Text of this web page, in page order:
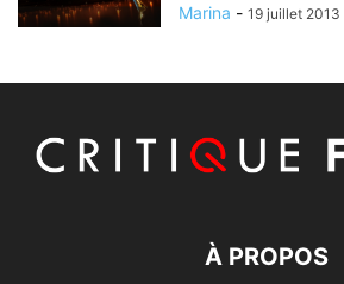
Marina - 19 juillet 2013
À PROPOS